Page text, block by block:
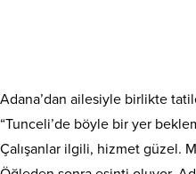
Adana’dan ailesiyle birlikte
“Tunceli’de böyle bir yer
Çalışanlar ilgili, hizmet güzel.